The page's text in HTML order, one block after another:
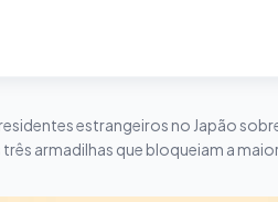
estrangeiros no Japão
armadilhas que bloqueiam a